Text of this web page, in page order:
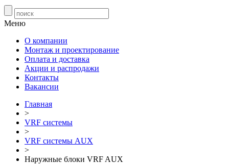
Меню
О компании
Монтаж и проектирование
Оплата и доставка
Акции и распродажи
Контакты
Вакансии
Главная
>
VRF системы
>
VRF системы AUX
>
Наружные блоки VRF AUX